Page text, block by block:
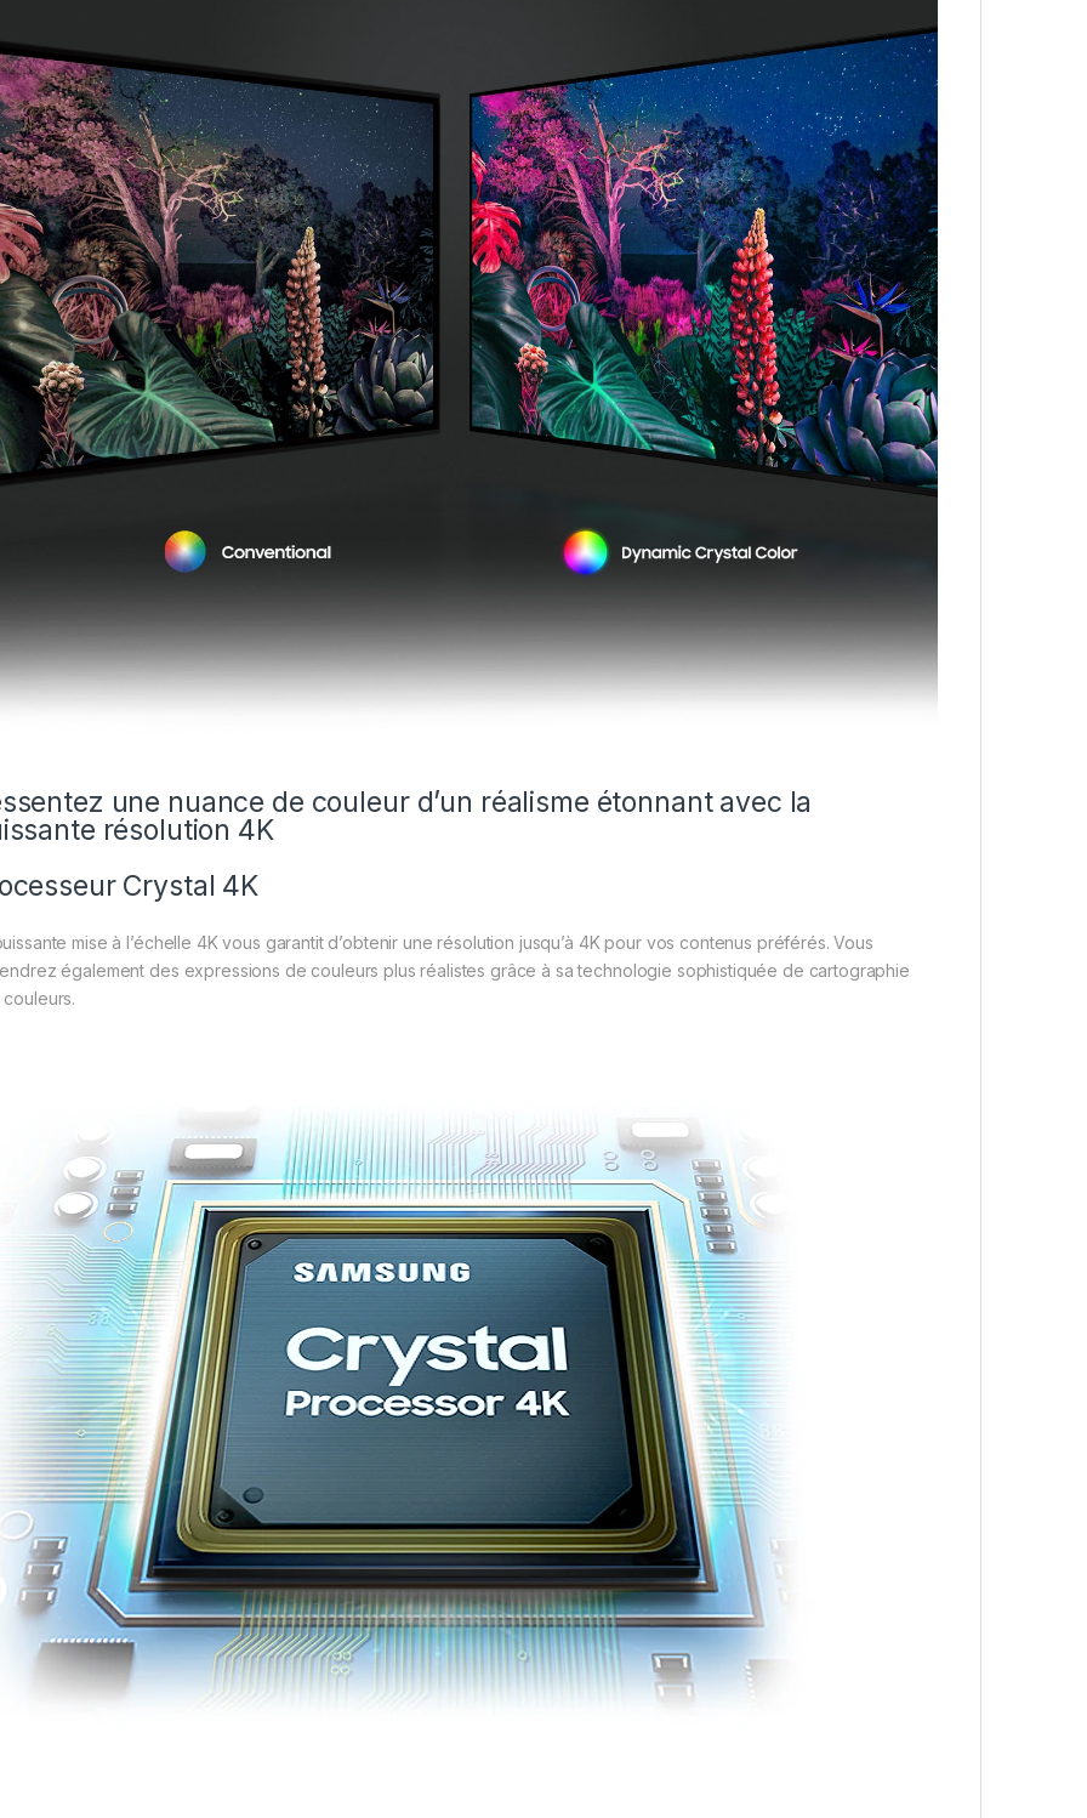
une nuance de couleur d’un réalisme étonnant avec la
résolution 4K
Crystal 4K
mise à l’échelle 4K vous garantit d’obtenir une résolution jusqu’à 4K pour vos contenus préférés. Vous
également des expressions de couleurs plus réalistes grâce à sa technologie sophistiquée de cartographie